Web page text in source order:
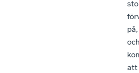
på,
att